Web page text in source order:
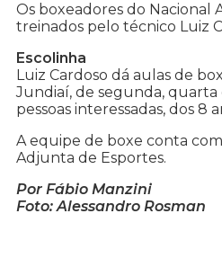
Os boxeadores do Nacional
treinados pelo técnico Luiz
Escolinha
Luiz Cardoso dá aulas de
Jundiaí, de segunda, quarta
pessoas interessadas, dos 8
A equipe de boxe conta
Adjunta de Esportes.
Por Fábio Manzini
Foto: Alessandro Rosman